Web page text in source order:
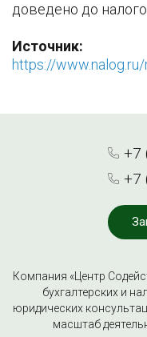
доведено до
Источник:
https://
+7
+7
Компания «Центр
бухгалтерских и
юридических
масштаб